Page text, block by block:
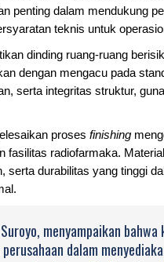
penting dalam mendukung
teknis untuk
dinding ruang-ruang
dengan mengacu pada
serta integritas struktur,
proses finishing
fasilitas radiofarmaka.
durabilitas yang tinggi
menyampaikan
dalam